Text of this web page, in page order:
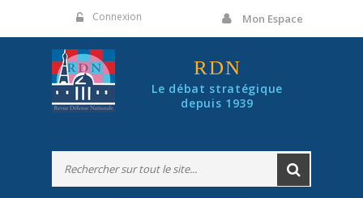
Connexion Mon Espace
RDN
Le débat stratégique
depuis 1939